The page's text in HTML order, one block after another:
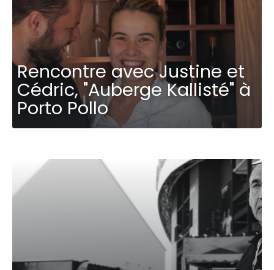
Rencontre avec Justine et
Cédric, "Auberge Kallisté" à
Porto Pollo